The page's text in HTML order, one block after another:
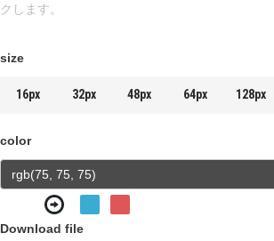
クします。
size
16px 32px 48px 64px 128px
color
Download file